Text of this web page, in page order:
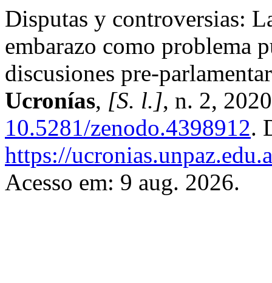
Disputas y controversias:
embarazo como problema
discusiones pre-
Ucronías, [S. l.], n. 2,
10.5281/zenodo.4398912.
https://
Acesso em: 9 aug. 2026.